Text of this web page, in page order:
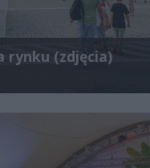
rynku (zdjęcia)